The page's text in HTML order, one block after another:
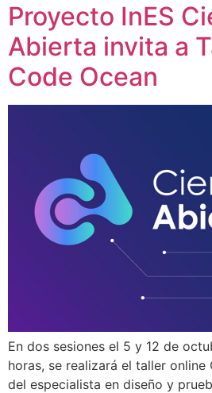
Proyecto InES
Abierta invita a
Code Ocean
En dos sesiones el 5 y 12 de
horas, se realizará el taller online
del especialista en diseño y